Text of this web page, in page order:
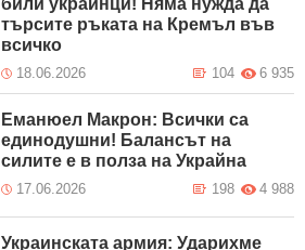
търсите ръката на Кремъл във
всичко
18.06.2026 6 935
104
Еманюел Макрон: Всички са
единодушни! Балансът на
силите е в полза на Украйна
17.06.2026 4 988
198
Украинската армия: Ударихме